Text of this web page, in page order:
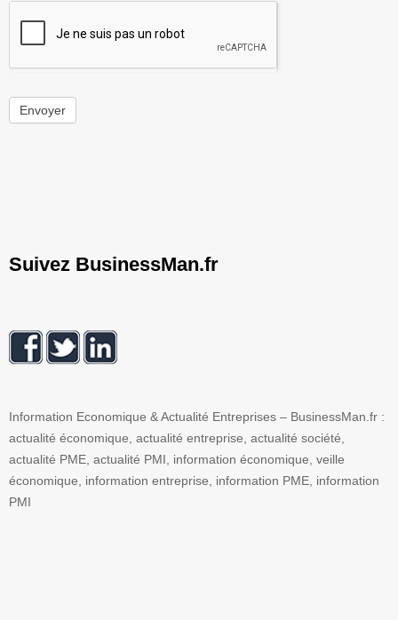
Envoyer
Suivez BusinessMan.fr
Information Economique & Actualité Entreprises – BusinessMan.fr :
actualité économique, actualité entreprise, actualité société,
actualité PME, actualité PMI, information économique, veille
économique, information entreprise, information PME, information
PMI